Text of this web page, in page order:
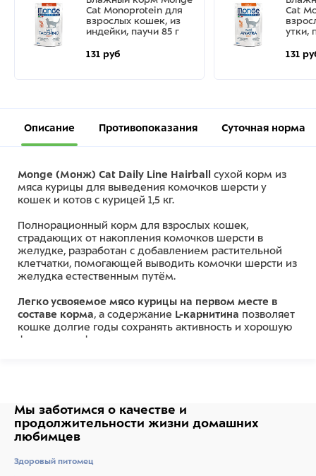
Cat Monoprotein для
взрослых кошек, из
индейки, паучи 85 г
131 руб
Cat
утки,
131
Описание Противопоказания Суточная норма
Monge (Монж) Cat Daily Line Hairball
сухой корм из
мяса курицы для выведения комочков шерсти у
кошек и котов с курицей 1,5 кг.
Полнорационный корм для взрослых кошек,
страдающих от накопления комочков шерсти в
желудке, разработан с добавлением растительной
клетчатки, помогающей выводить комочки шерсти из
желудка естественным путём.
Легко усвояемое мясо курицы на первом месте в
составе корма, а содержание L-карнитина позволяет
кошке долгие годы сохранять активность и хорошую
физическую форму.
Пребиотики М.О.S и X.O.S.
естественный баланс кишечной микрофлоры и
способствуют оптимальному усвоению питательных
веществ.
Таурин– незаменимая аминокислота для
Мы заботимся о качестве и
продолжительности жизни домашних
любимцев
Здоровый питомец